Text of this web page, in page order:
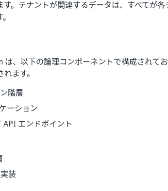
。テナントが関連するデータは、すべてが各
、以下の論理コンポーネントで構成されて
ます。
階層
ーション
API エンドポイント
装